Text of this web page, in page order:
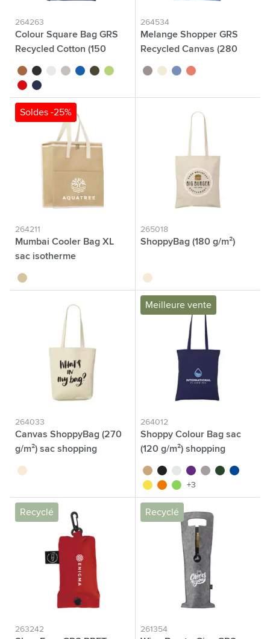
264263
Colour Square Bag GRS
Recycled Cotton (150
brun noir blancgris bleu vert olivevert clair
rougebleu marine
264534
Melange Shopper GRS
Recycled Canvas (280
gris beigebleu rouge
Soldes -25%
264211
Mumbai Cooler Bag XL
sac isotherme
naturel
265018
ShoppyBag (180 g/m²)
écru
264033
Canvas ShoppyBag (270
g/m²) sac shopping
écru
Meilleure vente
264012
Shoppy Colour Bag sac
(120 g/m²) shopping
brun noir blancpourpre
gris vert bleu
jauneorangevert clair
+3
Recyclé
263242
Recyclé
261354